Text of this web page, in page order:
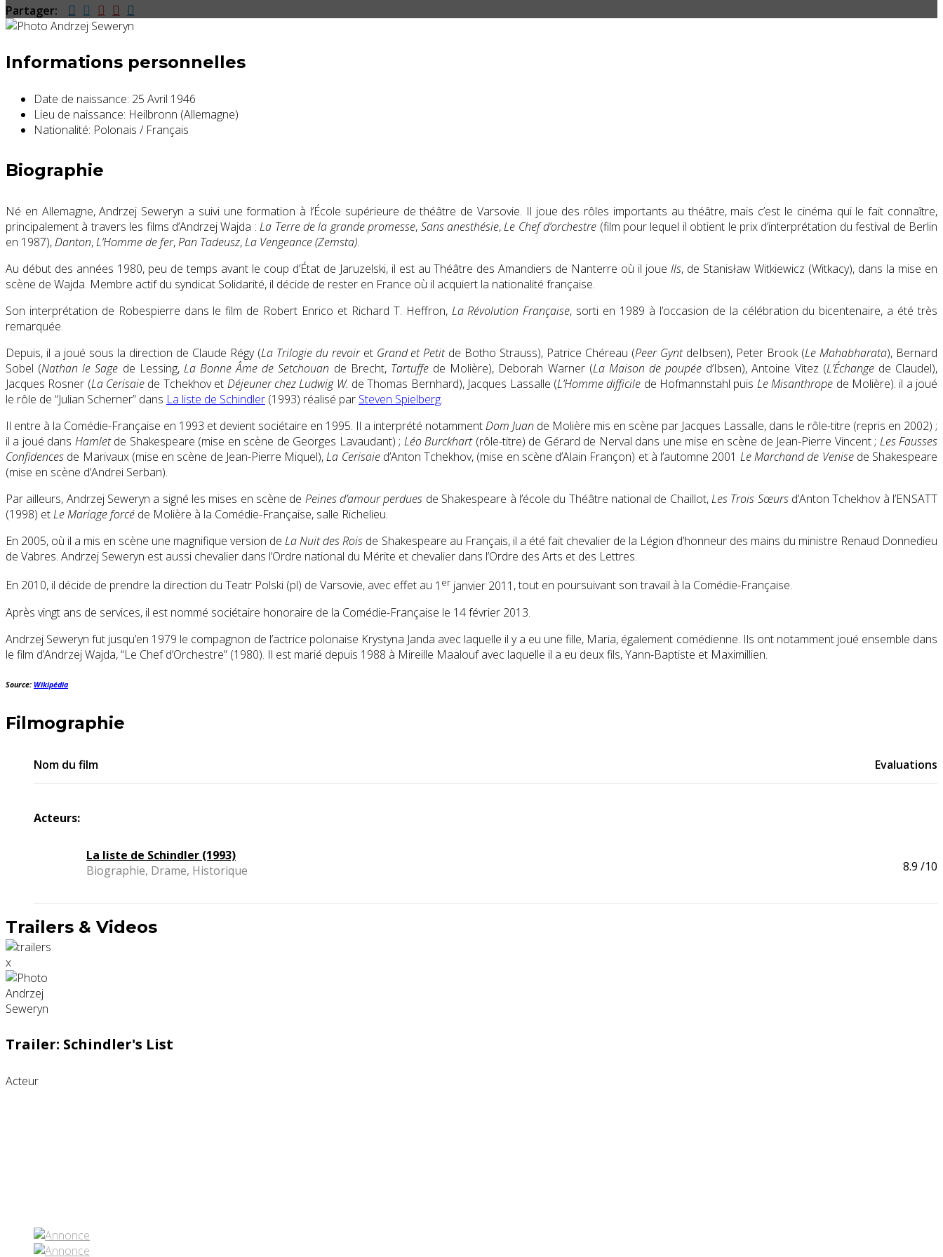
Partager:
Informations personnelles
Date de naissance: 25 Avril 1946
Lieu de naissance: Heilbronn (Allemagne)
Nationalité: Polonais / Français
Biographie
Né en Allemagne, Andrzej Seweryn a suivi une formation à l’École supérieure de théâtre de Varsovie. Il joue des rôles importants au théâtre, mais c’est le cinéma qui le fait connaître,
principalement à travers les films d’Andrzej Wajda :La Terre de la grande promesse, Sans anesthésie,Le Chef d’orchestre (film pour lequel il obtient le prix d’interprétation du festival de Berlin
en 1987),Danton,L’Homme de fer,Pan Tadeusz,La Vengeance (Zemsta).
Au début des années 1980, peu de temps avant le coup d’État de Jaruzelski, il est au Théâtre des Amandiers de Nanterre où il joueIls, de Stanisław Witkiewicz (Witkacy), dans la mise en
scène de Wajda. Membre actif du syndicat Solidarité, il décide de rester en France où il acquiert la nationalité française.
Son interprétation de Robespierre dans le film de Robert Enrico et Richard T. Heffron, La Révolution Française, sorti en 1989 à l’occasion de la célébration du bicentenaire, a été très
remarquée.
Depuis, il a joué sous la direction de Claude Régy (La Trilogie du revoiret Grand et Petitde Botho Strauss), Patrice Chéreau (Peer GyntdeIbsen), Peter Brook (Le Mahabharata), Bernard
Sobel (Nathan le Sage de Lessing, La Bonne Âme de Setchouan de Brecht, Tartuffede Molière), Deborah Warner (La Maison de poupée d’Ibsen), Antoine Vitez (L’Échangede Claudel),
Jacques Rosner (La Cerisaie de Tchekhov et Déjeuner chez Ludwig W. de Thomas Bernhard), Jacques Lassalle (L’Homme difficile de Hofmannstahl puis Le Misanthrope de Molière). il a joué
le rôle de “Julian Scherner” dans La liste de Schindler (1993) réalisé par Steven Spielberg.
Il entre à la Comédie-Française en 1993 et devient sociétaire en 1995. Il a interprété notammentDom Juan de Molière mis en scène par Jacques Lassalle, dans le rôle-titre (repris en 2002) ;
il a joué dans Hamletde Shakespeare (mise en scène de Georges Lavaudant) ; Léo Burckhart(rôle-titre) de Gérard de Nerval dans une mise en scène de Jean-Pierre Vincent ; Les Fausses
Confidences de Marivaux (mise en scène de Jean-Pierre Miquel),La Cerisaied’Anton Tchekhov, (mise en scène d’Alain Françon) et à l’automne 2001 Le Marchand de Venisede Shakespeare
(mise en scène d’Andrei Serban).
Par ailleurs, Andrzej Seweryn a signé les mises en scène de Peines d’amour perdues de Shakespeare à l’école du Théâtre national de Chaillot,Les Trois Sœursd’Anton Tchekhov à l’ENSATT
(1998) etLe Mariage forcé de Molière à la Comédie-Française, salle Richelieu.
En 2005, où il a mis en scène une magnifique version deLa Nuit des Rois de Shakespeare au Français, il a été fait chevalier de la Légion d’honneur des mains du ministre Renaud Donnedieu
de Vabres. Andrzej Seweryn est aussi chevalier dans l’Ordre national du Mérite et chevalier dans l’Ordre des Arts et des Lettres.
En 2010, il décide de prendre la direction du Teatr Polski (pl) de Varsovie, avec effet au 1 er janvier 2011 , tout en poursuivant son travail à la Comédie-Française.
Après vingt ans de services, il est nommé sociétaire honoraire de la Comédie-Française le 14 février 2013.
Andrzej Seweryn fut jusqu’en 1979 le compagnon de l’actrice polonaise Krystyna Janda avec laquelle il y a eu une fille, Maria, également comédienne. Ils ont notamment joué ensemble dans
le film d’Andrzej Wajda, “Le Chef d’Orchestre” (1980). Il est marié depuis 1988 à Mireille Maalouf avec laquelle il a eu deux fils, Yann-Baptiste et Maximillien.
Source: Wikipédia
Filmographie
Nom du film Evaluations
Acteurs:
La liste de Schindler (1993)
Biographie, Drame, Historique
8.9 /10
Trailers & Videos
x
Trailer: Schindler's List
Acteur